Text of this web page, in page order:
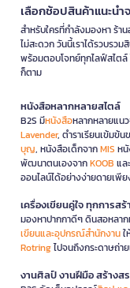
เลือกช้อปสินค้าแนะนำ
สำหรับใครที่กำลังมองหา ร้า
ไม่สะดวก วันนี้เราได้รวบรว
พร้อมตอบโจทย์ทุกไลฟ์สไตล์
ก็ตาม
หนังสือหลากหลายสไตล์
B2S มีหนังสือหลากหลายแน
Lavender, ตำราเรียนเข้มข้น
บุญ, หนังสือเด็กจากMIS ห
พัฒนาตนเองจากKOOB แล
ออนไลน์ได้อย่างง่ายดายเพี
เครื่องเขียนคู่ใจ ทุกการส
มองหาปากกาดีๆ ดินสอหลา
เขียนและอุปกรณ์สำนักงาน
Rotringไปจนถึงกระดาษถ่า
งานศิลป์ งานฝีมือ สร้างส